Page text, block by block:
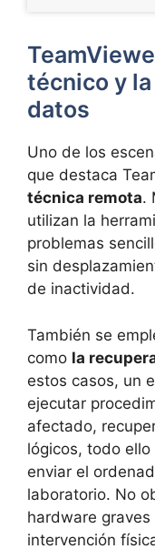
técnico y
datos
Uno de los
que destaca
técnica remota.
utilizan la
problemas
sin
de inactividad.
También se
como la
estos casos, un
ejecutar
afectado,
lógicos, todo
enviar el
laboratorio. No
hardware
intervención